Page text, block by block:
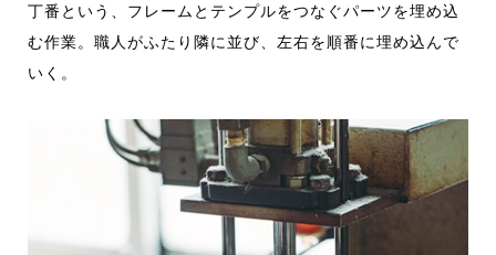
丁番という、フレームとテンプルをつなぐパーツを埋め込
む作業。職人がふたり隣に並び、左右を順番に埋め込んで
いく。